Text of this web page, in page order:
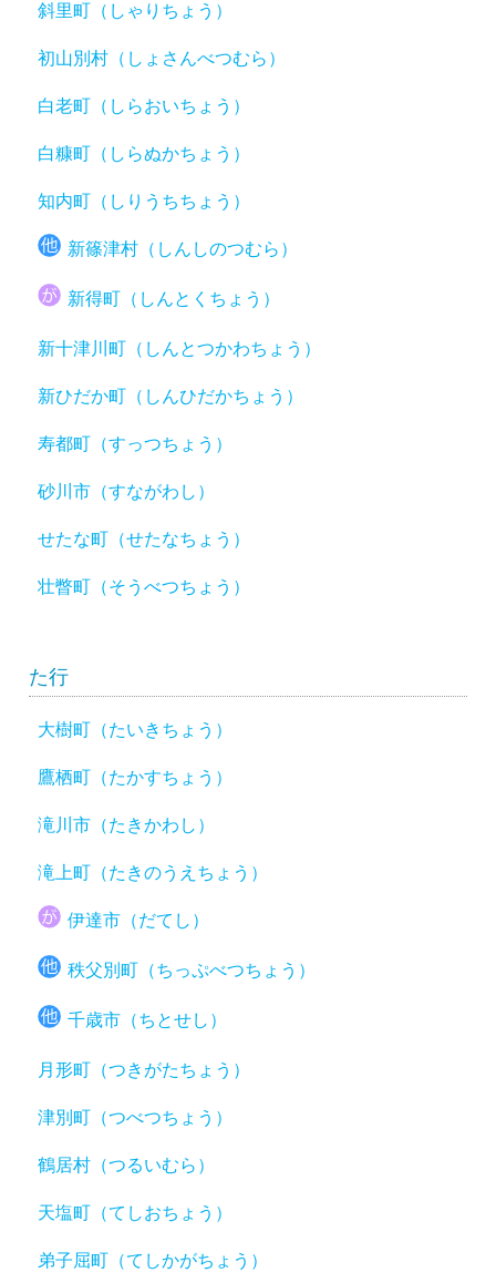
斜里町（しゃりちょう）
初山別村（しょさんべつむら）
白老町（しらおいちょう）
白糠町（しらぬかちょう）
知内町（しりうちちょう）
新篠津村（しんしのつむら）
新得町（しんとくちょう）
新十津川町（しんとつかわちょう）
新ひだか町（しんひだかちょう）
寿都町（すっつちょう）
砂川市（すながわし）
せたな町（せたなちょう）
壮瞥町（そうべつちょう）
た行
大樹町（たいきちょう）
鷹栖町（たかすちょう）
滝川市（たきかわし）
滝上町（たきのうえちょう）
伊達市（だてし）
秩父別町（ちっぷべつちょう）
千歳市（ちとせし）
月形町（つきがたちょう）
津別町（つべつちょう）
鶴居村（つるいむら）
天塩町（てしおちょう）
弟子屈町（てしかがちょう）